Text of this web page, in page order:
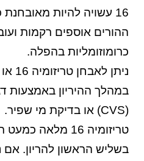
16 עשויה להיות
ההורים אוספים רקמות
כרומוזומליות בהפלה.
(CVS) או בדיקת מי שפיר.
טריזומיה 16
בשליש הראשון להריון.